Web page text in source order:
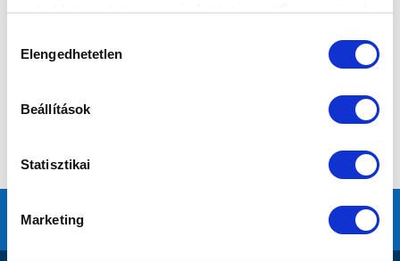
weboldalon való böngészés folytatásával Ön hozzájárul a
kiválasztása
Elengedhetetlen
Beállítások
Statisztikai
Marketing